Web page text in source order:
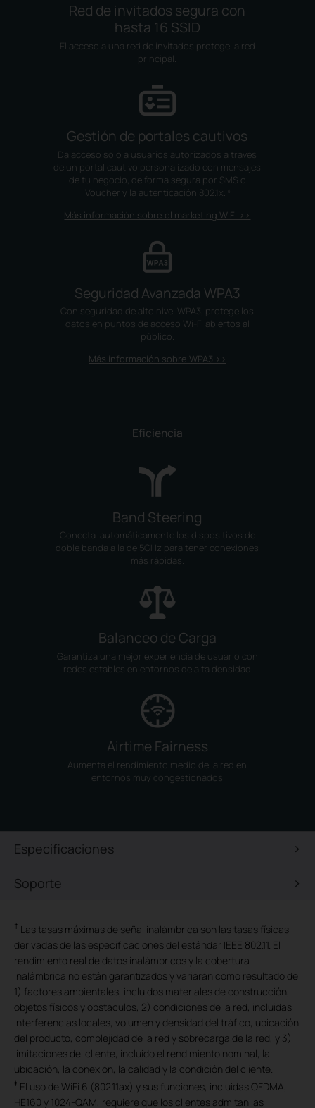
Red de invitados segura con
hasta 16 SSID
El acceso a una red de invitados protege la red
principal.
Gestión de portales cautivos
Da acceso solo a usuarios autorizados a través
de un portal cautivo personalizado con mensajes
de tu negocio, de forma segura por SMS o
Voucher y la autenticación 802.1x.
Más información sobre el marketing WiFi >>
Seguridad Avanzada WPA3
Con seguridad de alto nivel WPA3, protege los
datos en puntos de acceso Wi-Fi abiertos al
público.
Más información sobre WPA3 >>
Eficiencia
Band Steering
Conecta automáticamente los dispositivos de
doble banda a la de 5GHz para tener conexiones
más rápidas.
Balanceo de Carga
Garantiza una mejor experiencia de usuario con
redes estables en entornos de alta densidad
Airtime Fairness
Aumenta el rendimiento medio de la red en
entornos muy congestionados
Especificaciones
Soporte
† Las tasas máximas de señal inalámbrica son las tasas físicas
derivadas de las especificaciones del estándar IEEE 802.11. El
rendimiento real de datos inalámbricos y la cobertura
inalámbrica no están garantizados y variarán como resultado de
1) factores ambientales, incluidos materiales de construcción,
objetos físicos y obstáculos, 2) condiciones de la red, incluidas
interferencias locales, volumen y densidad del tráfico, ubicación
del producto, complejidad de la red y sobrecarga de la red, y 3)
limitaciones del cliente, incluido el rendimiento nominal, la
ubicación, la conexión, la calidad y la condición del cliente.
‡ El uso de WiFi 6 (802.11ax) y sus funciones, incluidas OFDMA,
HE160 y 1024-QAM, requiere que los clientes admitan las